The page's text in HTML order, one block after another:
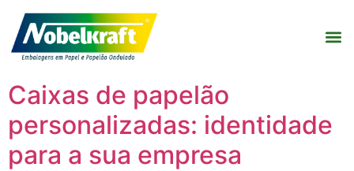
Caixas de papelão
personalizadas: identidade
para a sua empresa